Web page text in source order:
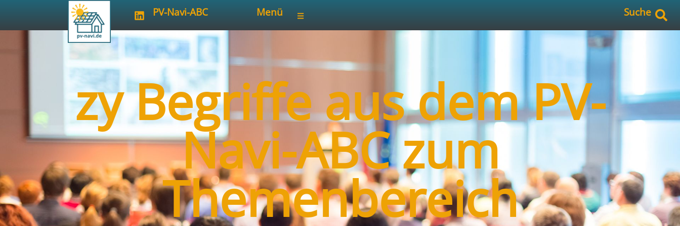
PV-Navi-ABC Menü Suche
zy Begriffe aus dem PV-
Navi-ABC zum
Themenbereich